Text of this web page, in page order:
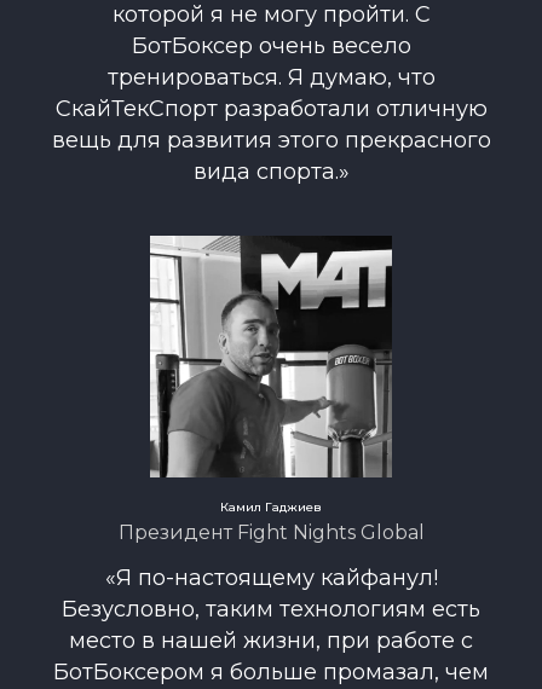
которой я не могу пройти. С
БотБоксер очень весело
тренироваться. Я думаю, что
СкайТекСпорт разработали отличную
вещь для развития этого прекрасного
вида спорта.»
Камил Гаджиев
Президент Fight Nights Global
«Я по-настоящему кайфанул!
Безусловно, таким технологиям есть
место в нашей жизни, при работе с
БотБоксером я больше промазал, чем